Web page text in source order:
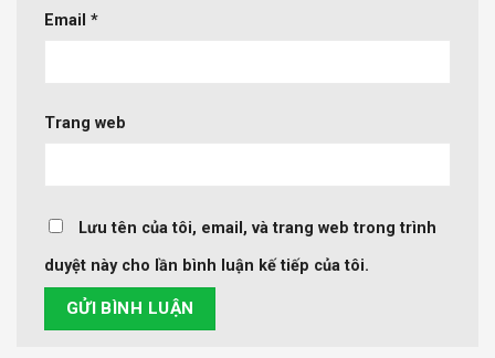
Email *
Trang web
Lưu tên của tôi, email, và trang web trong trình
duyệt này cho lần bình luận kế tiếp của tôi.